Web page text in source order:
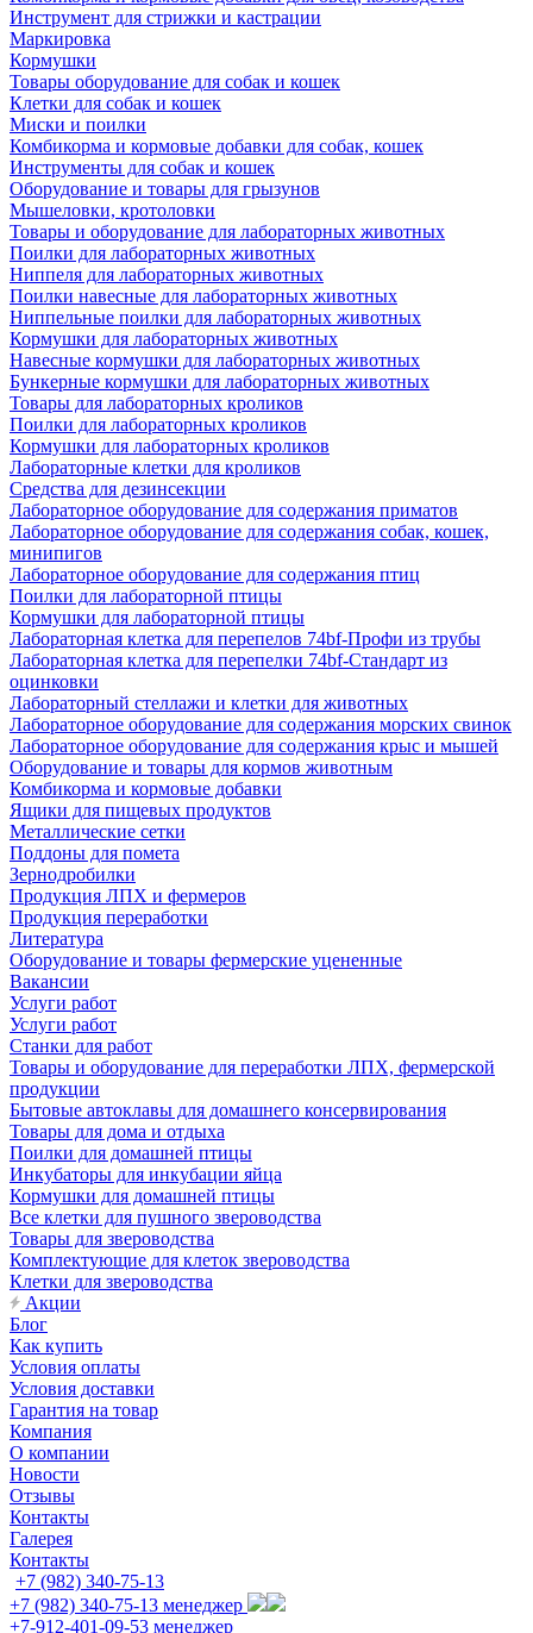
Инструмент для стрижки и кастрации
Маркировка
Кормушки
Товары оборудование для собак и кошек
Клетки для собак и кошек
Миски и поилки
Комбикорма и кормовые добавки для собак, кошек
Инструменты для собак и кошек
Оборудование и товары для грызунов
Мышеловки, кротоловки
Товары и оборудование для лабораторных животных
Поилки для лабораторных животных
Ниппеля для лабораторных животных
Поилки навесные для лабораторных животных
Ниппельные поилки для лабораторных животных
Кормушки для лабораторных животных
Навесные кормушки для лабораторных животных
Бункерные кормушки для лабораторных животных
Товары для лабораторных кроликов
Поилки для лабораторных кроликов
Кормушки для лабораторных кроликов
Лабораторные клетки для кроликов
Средства для дезинсекции
Лабораторное оборудование для содержания приматов
Лабораторное оборудование для содержания собак, кошек,
минипигов
Лабораторное оборудование для содержания птиц
Поилки для лабораторной птицы
Кормушки для лабораторной птицы
Лабораторная клетка для перепелов 74bf-Профи из трубы
Лабораторная клетка для перепелки 74bf-Стандарт из
оцинковки
Лабораторный стеллажи и клетки для животных
Лабораторное оборудование для содержания морских свинок
Лабораторное оборудование для содержания крыс и мышей
Оборудование и товары для кормов животным
Комбикорма и кормовые добавки
Ящики для пищевых продуктов
Металлические сетки
Поддоны для помета
Зернодробилки
Продукция ЛПХ и фермеров
Продукция переработки
Литература
Оборудование и товары фермерские уцененные
Вакансии
Услуги работ
Услуги работ
Станки для работ
Товары и оборудование для переработки ЛПХ, фермерской
продукции
Бытовые автоклавы для домашнего консервирования
Товары для дома и отдыха
Поилки для домашней птицы
Инкубаторы для инкубации яйца
Кормушки для домашней птицы
Все клетки для пушного звероводства
Товары для звероводства
Комплектующие для клеток звероводства
Клетки для звероводства
Акции
Блог
Как купить
Условия оплаты
Условия доставки
Гарантия на товар
Компания
О компании
Новости
Отзывы
Контакты
Галерея
Контакты
+7 (982) 340-75-13
+7 (982) 340-75-13 менеджер
+7-912-401-09-53 менеджер